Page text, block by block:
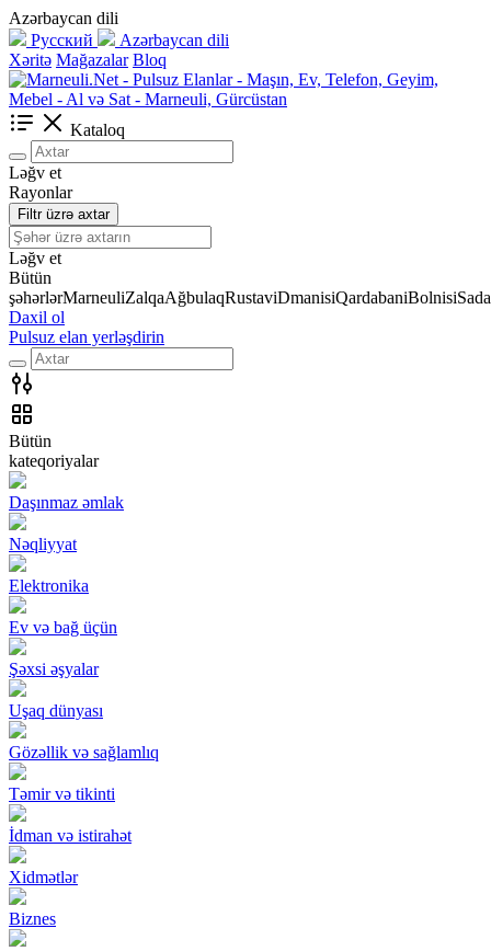
Azərbaycan dili
Русский
Azərbaycan dili
Xəritə Mağazalar Bloq
Kataloq
Ləğv et
Rayonlar
Filtr üzrə axtar
Ləğv et
Bütün
şəhərlərMarneuliZalqaAğbulaqRustaviDmanisiQardabaniBolnisi
Daxil ol
Pulsuz elan yerləşdirin
Bütün
kateqoriyalar
Daşınmaz əmlak
Nəqliyyat
Elektronika
Ev və bağ üçün
Şəxsi əşyalar
Uşaq dünyası
Gözəllik və sağlamlıq
Təmir və tikinti
İdman və istirahət
Xidmətlər
Biznes